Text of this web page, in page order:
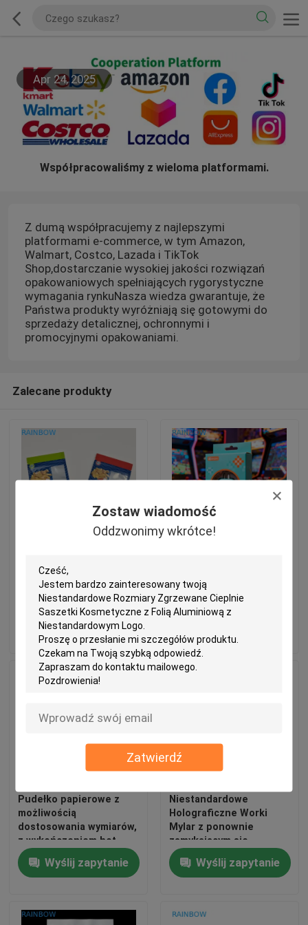
Zostaw wiadomość
Oddzwonimy wkrótce!
Zatwierdź
Apr 24, 2025
Współpracowaliśmy z wieloma platformami.
Z dumą współpracujemy z najlepszymi
platformami e-commerce, w tym Amazon,
Walmart, Costco, Lazada i TikTok
Shop,dostarczanie wysokiej jakości rozwiązań
opakowaniowych spełniających rygorystyczne
wymagania rynkuNasza wiedza gwarantuje, że
Państwa produkty wyróżniają się gotowymi do
sprzedaży detalicznej, ochronnymi i
promocyjnymi opakowaniami.
Zalecane produkty
opakowania worek z
przekąską z
zamknięciem zamkiem i
stand up pojemnik o
dostosowanym
rozmiarze
Wyślij zapytanie
grubości 350 g z
wykończeniem
ciepłopuszczeniem do
Wyślij zapytanie
Pudełko papierowe z
możliwością
dostosowania wymiarów,
z wykończeniem hot
stamping i grubością
350g do opakowań
Wyślij zapytanie
Niestandardowe
Holograficzne Worki
Mylar z ponownie
zamykającym się
zamkiem - Bezwonne od
zapachu, materiały do
opakowań przekąsek
Wyślij zapytanie